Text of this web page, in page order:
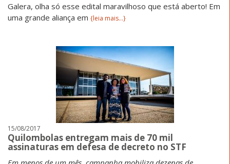
Galera, olha só esse edital maravilhoso que está aberto! Em
uma grande aliança em {leia mais...}
15/08/2017
Quilombolas entregam mais de 70 mil
assinaturas em defesa de decreto no STF